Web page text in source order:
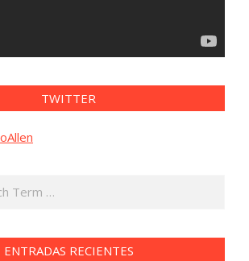
TWITTER
ENTRADAS RECIENTES